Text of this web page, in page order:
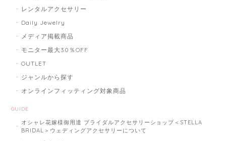
レンタルアクセサリー
Daily Jewelry
メディア掲載商品
モニター最大30％OFF
OUTLET
ジャンルから探す
オンラインフィッティング対象商品
GUIDE
オシャレ花嫁様御用達 ブライダルアクセサリーショップ＜STELLA
BRIDAL＞ウェディングアクセサリーについて